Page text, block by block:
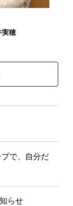
実穂
プで、自分だ
らせ